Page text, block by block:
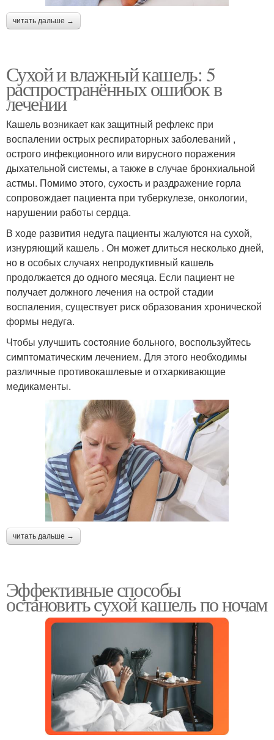
читать дальше →
Сухой и влажный кашель: 5
распространённых ошибок в
лечении
Кашель возникает как защитный рефлекс при
воспалении острых респираторных заболеваний ,
острого инфекционного или вирусного поражения
дыхательной системы, а также в случае бронхиальной
астмы. Помимо этого, сухость и раздражение горла
сопровождает пациента при туберкулезе, онкологии,
нарушении работы сердца.
В ходе развития недуга пациенты жалуются на сухой,
изнуряющий кашель . Он может длиться несколько дней,
но в особых случаях непродуктивный кашель
продолжается до одного месяца. Если пациент не
получает должного лечения на острой стадии
воспаления, существует риск образования хронической
формы недуга.
Чтобы улучшить состояние больного, воспользуйтесь
симптоматическим лечением. Для этого необходимы
различные противокашлевые и отхаркивающие
медикаменты.
читать дальше →
Эффективные способы
остановить сухой кашель по ночам